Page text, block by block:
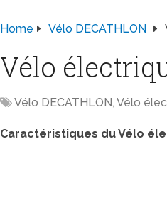
Home Vélo DECATHLON
Vélo
Vélo DECATHLON, Vélo
Caractéristiques du Vélo